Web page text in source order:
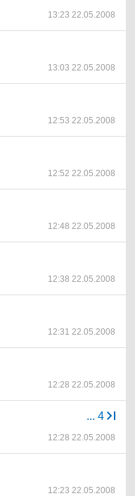
13:23 22.05.2008
13:03 22.05.2008
12:53 22.05.2008
12:52 22.05.2008
12:48 22.05.2008
12:38 22.05.2008
12:31 22.05.2008
12:28 22.05.2008
... 4
12:28 22.05.2008
12:23 22.05.2008